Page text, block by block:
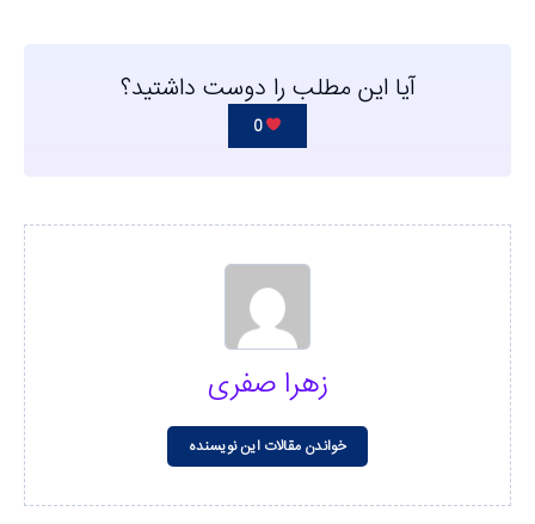
آیا این مطلب را دوست داشتید؟
0
زهرا صفری
خواندن مقالات این نویسنده